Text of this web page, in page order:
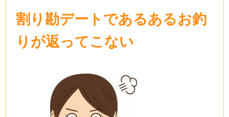
割り勘デートであるあるお釣
りが返ってこない